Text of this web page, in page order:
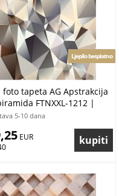
foto tapeta AG Apstrakcija
FTNXXL-1212 |
cm
Ljepilo besplatno
5-10 dana
EUR